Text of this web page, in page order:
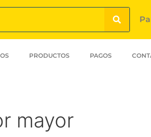
PRODUCTOS PAGOS
mayor